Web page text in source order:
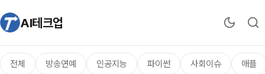
AI테크업
전체 방송연예 인공지능 파이썬 사회이슈 애플